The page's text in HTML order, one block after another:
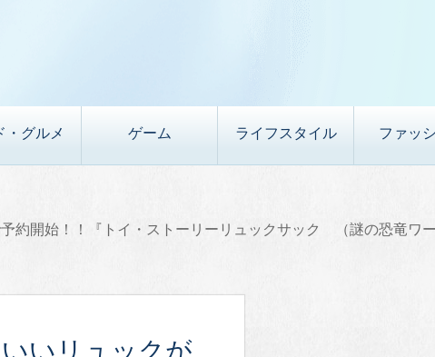
・グルメ ゲーム ライフスタイル ファッ
約開始！！『トイ・ストーリーリュックサック （謎の恐竜ワ
いリュックが